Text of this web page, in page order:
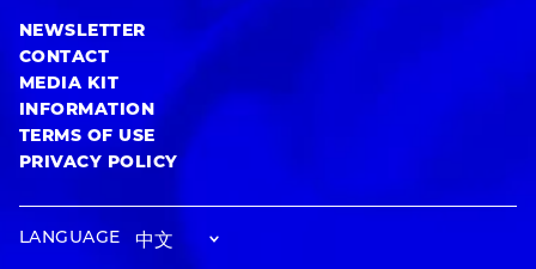
NEWSLETTER
CONTACT
MEDIA KIT
INFORMATION
TERMS OF USE
PRIVACY POLICY
LANGUAGE